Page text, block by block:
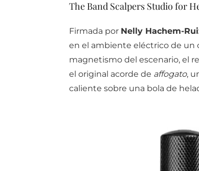
The Band Scalpers Studio for
Firmada por Nelly Hachem-
en el ambiente eléctrico de un
magnetismo del escenario, el
el original acorde de affogato,
caliente sobre una bola de